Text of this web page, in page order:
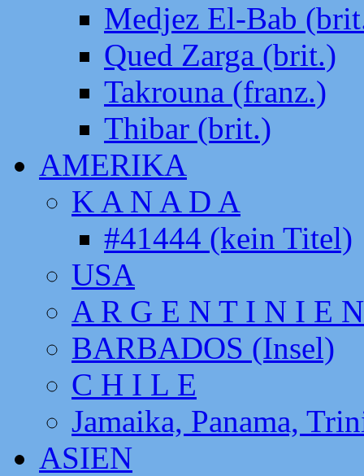
Medjez El-Bab
Qued Zarga (brit.)
Takrouna (franz.)
Thibar (brit.)
AMERIKA
K A N A D A
#41444 (kein Titel)
USA
A R G E N T I N I E N
BARBADOS (Insel)
C H I L E
Jamaika, Panama,
ASIEN